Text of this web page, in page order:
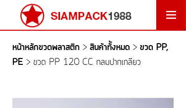
หน้าหลักขวดพลาสติก > สินค้าทั้งหมด > ขวด PP,
PE > ขวด PP 120 CC กลมปากเกลียว